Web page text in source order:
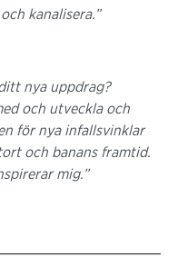
kanalisera.”
nya uppdrag?
och utveckla och
för nya infallsvinklar
och banans framtid.
mig.”